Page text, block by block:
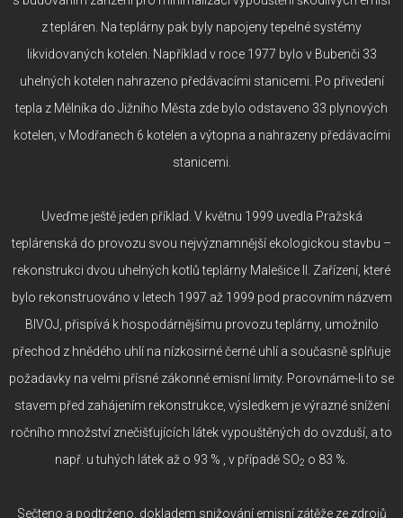
z tepláren. Na teplárny pak byly napojeny tepelné systémy
likvidovaných kotelen. Například v roce 1977 bylo v Bubenči 33
uhelných kotelen nahrazeno předávacími stanicemi. Po přivedení
tepla z Mělníka do Jižního Města zde bylo odstaveno 33 plynových
kotelen, v Modřanech 6 kotelen a výtopna a nahrazeny předávacími
stanicemi.
Uveďme ještě jeden příklad. V květnu 1999 uvedla Pražská
teplárenská do provozu svou nejvýznamnější ekologickou stavbu –
rekonstrukci dvou uhelných kotlů teplárny Malešice II. Zařízení, které
bylo rekonstruováno v letech 1997 až 1999 pod pracovním názvem
BIVOJ, přispívá k hospodárnějšímu provozu teplárny, umožnilo
přechod z hnědého uhlí na nízkosirné černé uhlí a současně splňuje
požadavky na velmi přísné zákonné emisní limity. Porovnáme-li to se
stavem před zahájením rekonstrukce, výsledkem je výrazné snížení
ročního množství znečišťujících látek vypouštěných do ovzduší, a to
např. u tuhých látek až o 93 % , v případě SO2 o 83 %.
Sečteno a podtrženo, dokladem snižování emisní zátěže ze zdrojů